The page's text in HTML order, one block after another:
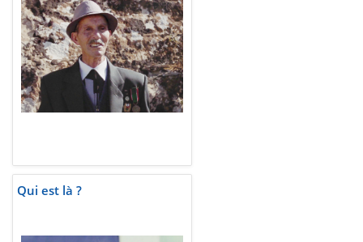
Qui est là ?